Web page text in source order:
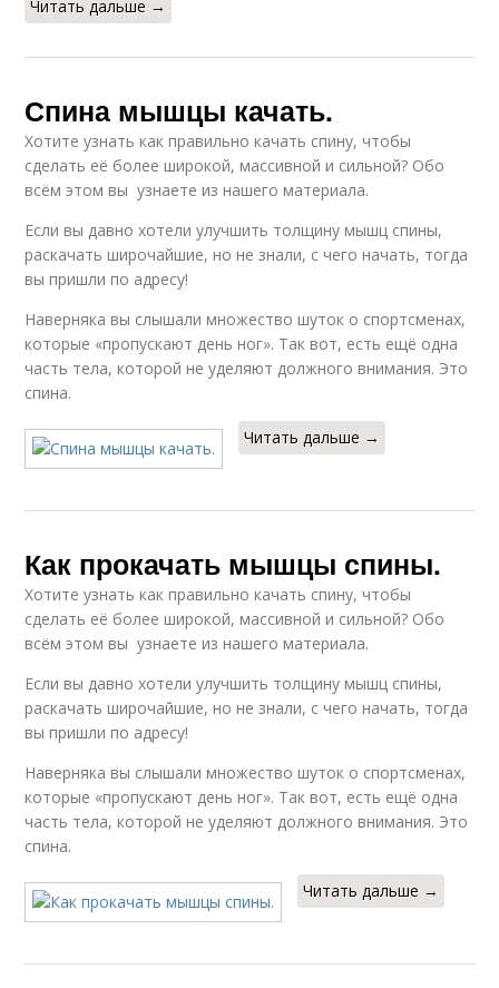
Читать дальше →
Спина мышцы качать.
Хотите узнать как правильно качать спину, чтобы
сделать её более широкой, массивной и сильной? Обо
всём этом вы узнаете из нашего материала.
Если вы давно хотели улучшить толщину мышц спины,
раскачать широчайшие, но не знали, с чего начать, тогда
вы пришли по адресу!
Наверняка вы слышали множество шуток о спортсменах,
которые «пропускают день ног». Так вот, есть ещё одна
часть тела, которой не уделяют должного внимания. Это
спина.
Читать дальше →
Как прокачать мышцы спины.
Хотите узнать как правильно качать спину, чтобы
сделать её более широкой, массивной и сильной? Обо
всём этом вы узнаете из нашего материала.
Если вы давно хотели улучшить толщину мышц спины,
раскачать широчайшие, но не знали, с чего начать, тогда
вы пришли по адресу!
Наверняка вы слышали множество шуток о спортсменах,
которые «пропускают день ног». Так вот, есть ещё одна
часть тела, которой не уделяют должного внимания. Это
спина.
Читать дальше →